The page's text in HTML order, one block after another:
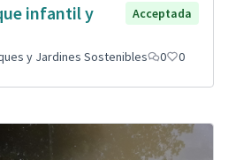
infantil y
Acceptada
y Jardines Sostenibles 0 0